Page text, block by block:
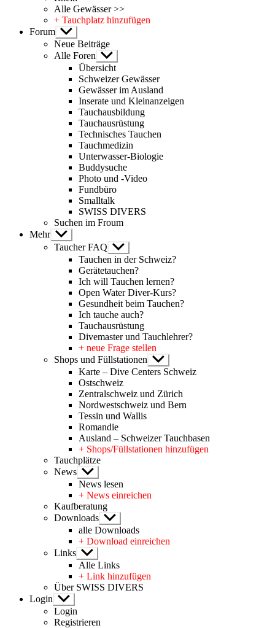
Alle Gewässer >>
+ Tauchplatz hinzufügen
Forum Untermenü
anzeigen
Neue Beiträge
Alle Foren Untermenü
anzeigen
Übersicht
Schweizer Gewässer
Gewässer im Ausland
Inserate und Kleinanzeigen
Tauchausbildung
Tauchausrüstung
Technisches Tauchen
Tauchmedizin
Unterwasser-Biologie
Buddysuche
Photo und -Video
Fundbüro
Smalltalk
SWISS DIVERS
Suchen im Froum
Mehr Untermenü
anzeigen
Taucher FAQ Untermenü
anzeigen
Tauchen in der Schweiz?
Gerätetauchen?
Ich will Tauchen lernen?
Open Water Diver-Kurs?
Gesundheit beim Tauchen?
Ich tauche auch?
Tauchausrüstung
Divemaster und Tauchlehrer?
+ neue Frage stellen
Shops und Füllstationen Untermenü
anzeigen
Karte – Dive Centers Schweiz
Ostschweiz
Zentralschweiz und Zürich
Nordwestschweiz und Bern
Tessin und Wallis
Romandie
Ausland – Schweizer Tauchbasen
+ Shops/Füllstationen hinzufügen
Tauchplätze
News Untermenü
anzeigen
News lesen
+ News einreichen
Kaufberatung
Downloads Untermenü
anzeigen
alle Downloads
+ Download einreichen
Links Untermenü
anzeigen
Alle Links
+ Link hinzufügen
Über SWISS DIVERS
Login Untermenü
anzeigen
Login
Registrieren